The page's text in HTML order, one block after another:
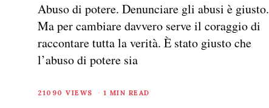
Abuso di potere. Denunciare gli abusi è giusto.
Ma per cambiare davvero serve il coraggio di
raccontare tutta la verità. È stato giusto che
l’abuso di potere sia
21090 VIEWS 1 MIN READ